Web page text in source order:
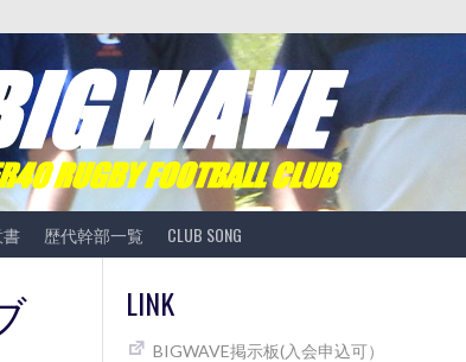
歴代幹部一覧 CLUB SONG
LINK
BIGWAVE掲示板(入会申込可）